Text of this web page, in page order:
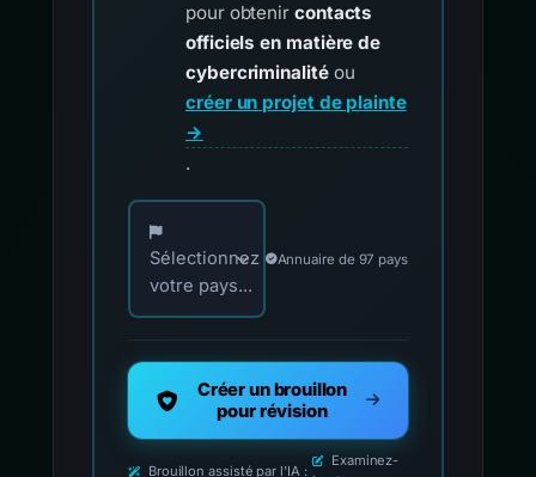
pour obtenir contacts
officiels en matière de
cybercriminalitéou
créer un projet de plainte
→
.
Choisissez votre pays pour les contacts
Sélectionnez
votre pays...
Annuaire de 97 pays
Créer un brouillon
pour révision
Brouillon assisté par l'IA :
Examinez-